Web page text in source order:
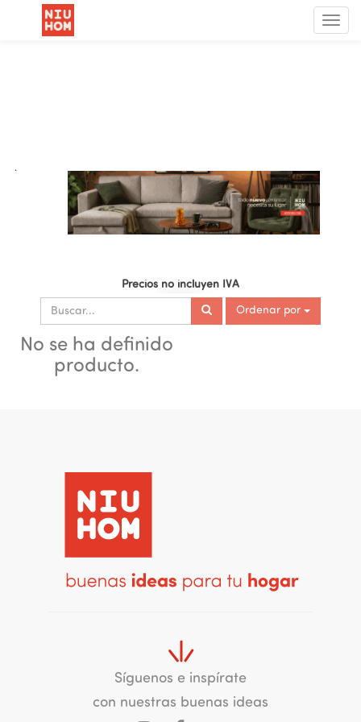
Menú
de
.
Precios no incluyen IVA
Ordenar por
No se ha definido
producto.
Síguenos e inspírate
con nuestras buenas ideas